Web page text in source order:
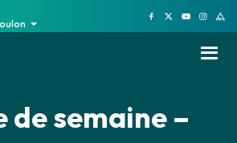
de semaine –